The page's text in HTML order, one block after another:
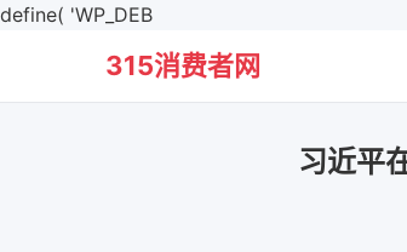
define( 'WP_DEB
315消费者网
习近平